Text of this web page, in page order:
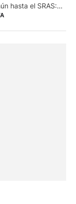
hasta el SRAS:
que pueden